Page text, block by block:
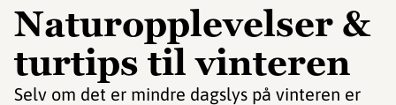
Naturopplevelser &
turtips til vinteren
Selv om det er mindre dagslys på vinteren er